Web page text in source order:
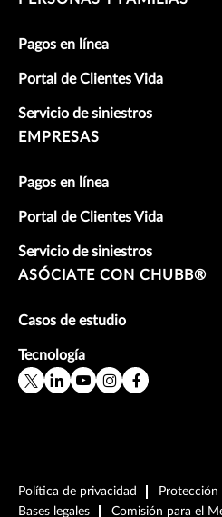
Pagos en línea
Portal de Clientes Vida
Servicio de siniestros
EMPRESAS
Pagos en línea
Portal de Clientes Vida
Servicio de siniestros
ASÓCIATE CON CHUBB®
Casos de estudio
Tecnología
Política de privacidad
Bases legales
Comisión para el